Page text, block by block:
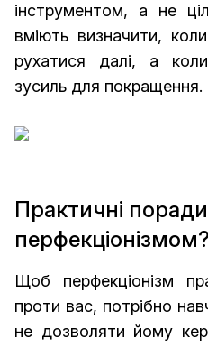
інструментом, а не
вміють визначити,
рухатися далі, а
зусиль для покращення.
Практичні
перфекціонізмом?
Щоб перфекціонізм
проти вас, потрібно
не дозволяти йому